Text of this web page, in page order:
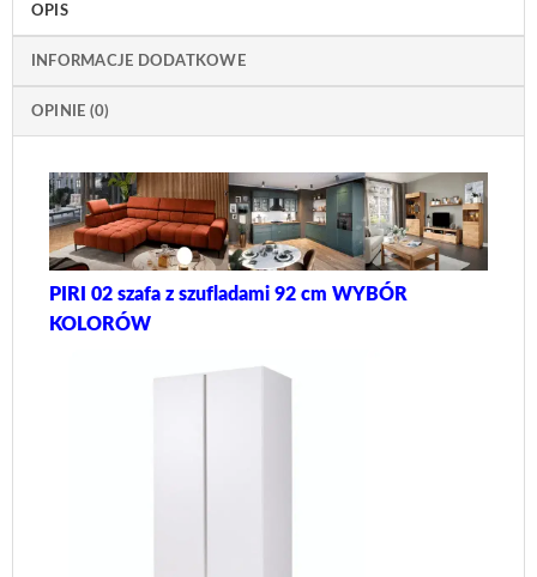
OPIS
INFORMACJE DODATKOWE
OPINIE (0)
PIRI 02 szafa z szufladami 92 cm WYBÓR
KOLORÓW